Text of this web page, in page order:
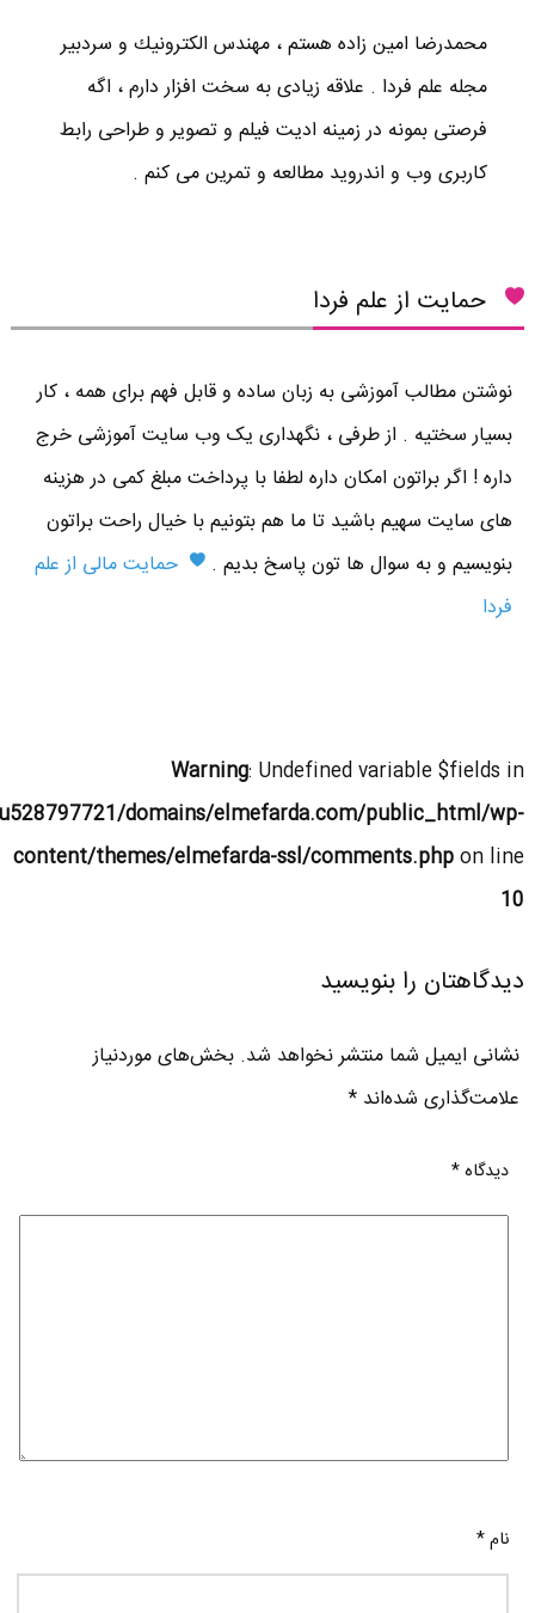
محمدرضا امين زاده هستم ، مهندس الكترونيك و سردبير
مجله علم فردا . علاقه زیادی به سخت افزار دارم ، اگه
فرصتی بمونه در زمینه ادیت فیلم و تصویر و طراحی رابط
کاربری وب و اندروید مطالعه و تمرین می کنم .
حمایت از علم فردا
نوشتن مطالب آموزشی به زبان ساده و قابل فهم برای همه ، کار
بسیار سختیه . از طرفی ، نگهداری یک وب سایت آموزشی خرج
داره ! اگر براتون امکان داره لطفا با پرداخت مبلغ کمی در هزینه
های سایت سهیم باشید تا ما هم بتونیم با خیال راحت براتون
بنویسیم و به سوال ها تون پاسخ بدیم .
حمایت مالی از علم
فردا
Warning: Undefined variable $fields in
domains/elmefarda.com/public_html/wp-
content/themes/elmefarda-ssl/comments.phpon line
10
دیدگاهتان را بنویسید
نشانی ایمیل شما منتشر نخواهد شد. بخش‌های موردنیاز
علامت‌گذاری شده‌اند*
دیدگاه*
نام*